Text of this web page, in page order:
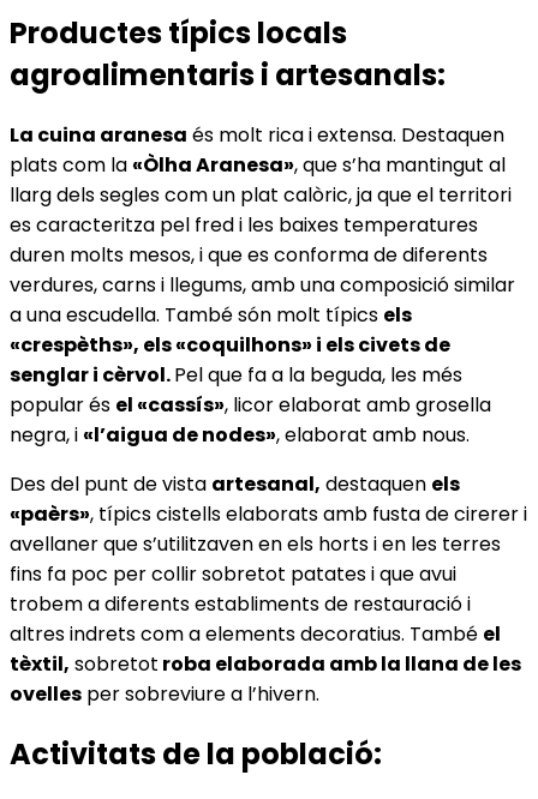
Productes típics locals
agroalimentaris i artesanals:
La cuina aranesa és molt rica i extensa. Destaquen
plats com la «Òlha Aranesa», que s’ha mantingut al
llarg dels segles com un plat calòric, ja que el territori
es caracteritza pel fred i les baixes temperatures
duren molts mesos, i que es conforma de diferents
verdures, carns i llegums, amb una composició similar
a una escudella. També són molt típics els
«crespèths», els «coquilhons» i els civets de
senglar i cèrvol.Pel que fa a la beguda, les més
popular és el «cassís», licor elaborat amb grosella
negra, i «l’aigua de nodes», elaborat amb nous.
Des del punt de vista artesanal, destaquen els
«paèrs», típics cistells elaborats amb fusta de cirerer i
avellaner que s’utilitzaven en els horts i en les terres
fins fa poc per collir sobretot patates i que avui
trobem a diferents establiments de restauració i
altres indrets com a elements decoratius. També el
tèxtil, sobretot roba elaborada amb la llana de les
ovelles per sobreviure a l’hivern.
Activitats de la població: